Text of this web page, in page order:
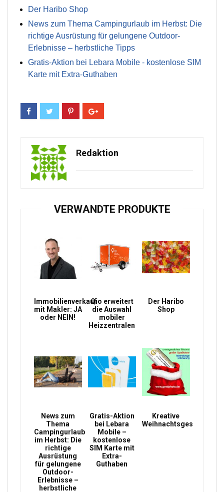
Der Haribo Shop
News zum Thema Campingurlaub im Herbst: Die
richtige Ausrüstung für gelungene Outdoor-
Erlebnisse – herbstliche Tipps
Gratis-Aktion bei Lebara Mobile - kostenlose SIM
Karte mit Extra-Guthaben
Redaktion
VERWANDTE PRODUKTE
Immobilienverkauf
mit Makler: JA
oder NEIN!
Qio erweitert
die Auswahl
mobiler
Heizzentralen
Der Haribo
Shop
News zum
Thema
Campingurlaub
im Herbst: Die
richtige
Ausrüstung
für gelungene
Outdoor-
Erlebnisse –
herbstliche
Gratis-Aktion
bei Lebara
Mobile –
kostenlose
SIM Karte mit
Extra-
Guthaben
Kreative
Weihnachtsgeschenke